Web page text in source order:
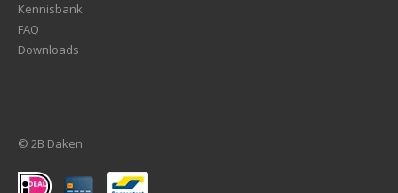
Kennisbank
FAQ
Downloads
© 2B Daken